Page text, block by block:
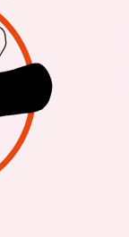
Sigmar
zu bürgen.
sind
für